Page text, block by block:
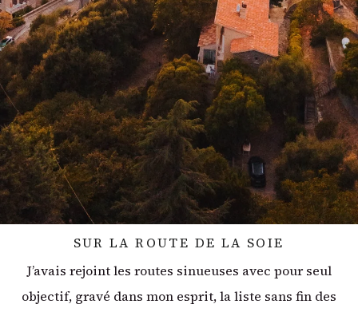
SUR LA ROUTE DE LA SOIE
J’avais rejoint les routes sinueuses avec pour seul
objectif, gravé dans mon esprit, la liste sans fin des